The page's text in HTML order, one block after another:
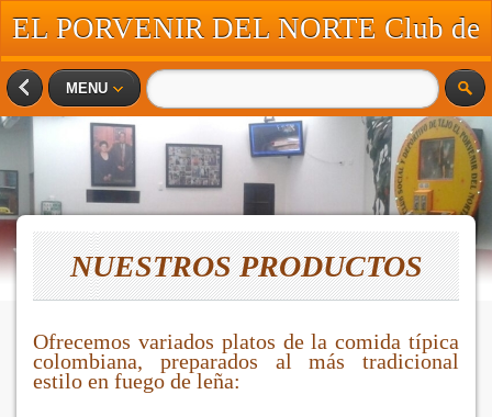
EL PORVENIR DEL NORTE Club de
MENU
NUESTROS PRODUCTOS
Ofrecemos variados platos de la comida típica
colombiana, preparados al más tradicional
estilo en fuego de leña: